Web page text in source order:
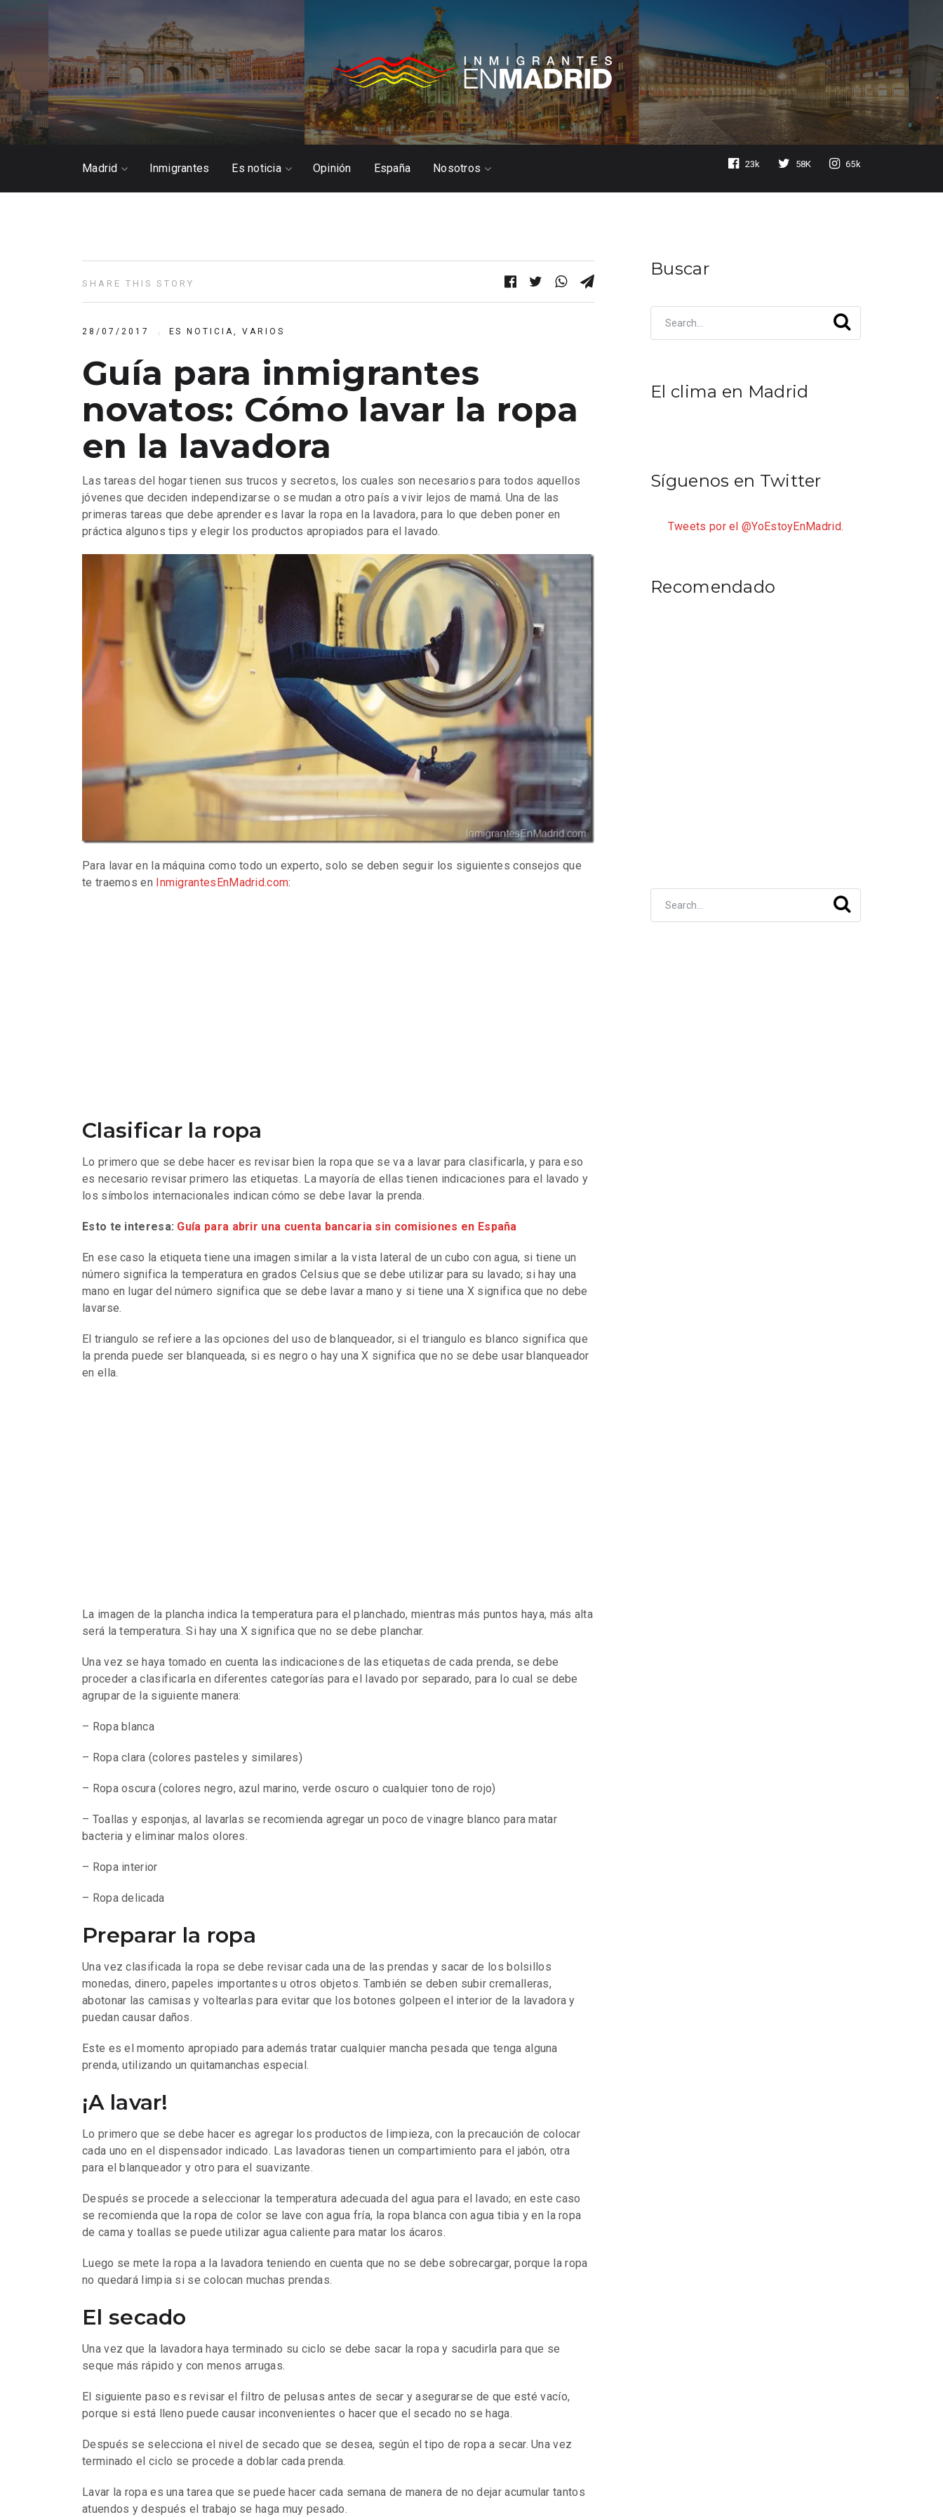
Madrid Inmigrantes Es noticia Opinión España Nosotros 23k 58K 65k
SHARE THIS STORY
28/07/2017 ES NOTICIA, VARIOS
Guía para inmigrantes
novatos: Cómo lavar la ropa
en la lavadora
Las tareas del hogar tienen sus trucos y secretos, los cuales son necesarios para todos aquellos
jóvenes que deciden independizarse o se mudan a otro país a vivir lejos de mamá. Una de las
primeras tareas que debe aprender es lavar la ropa en la lavadora, para lo que deben poner en
práctica algunos tips y elegir los productos apropiados para el lavado.
Para lavar en la máquina como todo un experto, solo se deben seguir los siguientes consejos que
te traemos en InmigrantesEnMadrid.com:
Clasificar la ropa
Lo primero que se debe hacer es revisar bien la ropa que se va a lavar para clasificarla, y para eso
es necesario revisar primero las etiquetas. La mayoría de ellas tienen indicaciones para el lavado y
los símbolos internacionales indican cómo se debe lavar la prenda.
Esto te interesa: Guía para abrir una cuenta bancaria sin comisiones en España
En ese caso la etiqueta tiene una imagen similar a la vista lateral de un cubo con agua, si tiene un
número significa la temperatura en grados Celsius que se debe utilizar para su lavado; si hay una
mano en lugar del número significa que se debe lavar a mano y si tiene una X significa que no debe
lavarse.
El triangulo se refiere a las opciones del uso de blanqueador, si el triangulo es blanco significa que
la prenda puede ser blanqueada, si es negro o hay una X significa que no se debe usar blanqueador
en ella.
La imagen de la plancha indica la temperatura para el planchado, mientras más puntos haya, más alta
será la temperatura. Si hay una X significa que no se debe planchar.
Una vez se haya tomado en cuenta las indicaciones de las etiquetas de cada prenda, se debe
proceder a clasificarla en diferentes categorías para el lavado por separado, para lo cual se debe
agrupar de la siguiente manera:
– Ropa blanca
– Ropa clara (colores pasteles y similares)
– Ropa oscura (colores negro, azul marino, verde oscuro o cualquier tono de rojo)
– Toallas y esponjas, al lavarlas se recomienda agregar un poco de vinagre blanco para matar
bacteria y eliminar malos olores.
– Ropa interior
– Ropa delicada
Preparar la ropa
Una vez clasificada la ropa se debe revisar cada una de las prendas y sacar de los bolsillos
monedas, dinero, papeles importantes u otros objetos. También se deben subir cremalleras,
abotonar las camisas y voltearlas para evitar que los botones golpeen el interior de la lavadora y
puedan causar daños.
Este es el momento apropiado para además tratar cualquier mancha pesada que tenga alguna
prenda, utilizando un quitamanchas especial.
¡A lavar!
Lo primero que se debe hacer es agregar los productos de limpieza, con la precaución de colocar
cada uno en el dispensador indicado. Las lavadoras tienen un compartimiento para el jabón, otra
para el blanqueador y otro para el suavizante.
Después se procede a seleccionar la temperatura adecuada del agua para el lavado; en este caso
se recomienda que la ropa de color se lave con agua fría, la ropa blanca con agua tibia y en la ropa
de cama y toallas se puede utilizar agua caliente para matar los ácaros.
Luego se mete la ropa a la lavadora teniendo en cuenta que no se debe sobrecargar, porque la ropa
no quedará limpia si se colocan muchas prendas.
El secado
Una vez que la lavadora haya terminado su ciclo se debe sacar la ropa y sacudirla para que se
seque más rápido y con menos arrugas.
El siguiente paso es revisar el filtro de pelusas antes de secar y asegurarse de que esté vacío,
porque si está lleno puede causar inconvenientes o hacer que el secado no se haga.
Después se selecciona el nivel de secado que se desea, según el tipo de ropa a secar. Una vez
terminado el ciclo se procede a doblar cada prenda.
Lavar la ropa es una tarea que se puede hacer cada semana de manera de no dejar acumular tantos
atuendos y después el trabajo se haga muy pesado.
Buscar
El clima en Madrid
Síguenos en Twitter
Tweets por el @YoEstoyEnMadrid.
Recomendado